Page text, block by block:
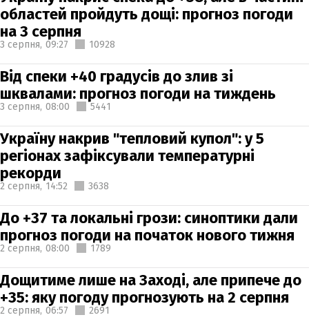
областей пройдуть дощі: прогноз погоди
на 3 серпня
3 серпня, 09:27 10928
Від спеки +40 градусів до злив зі
шквалами: прогноз погоди на тиждень
3 серпня, 08:00 5441
Україну накрив "тепловий купол": у 5
регіонах зафіксували температурні
рекорди
2 серпня, 14:52 3638
До +37 та локальні грози: синоптики дали
прогноз погоди на початок нового тижня
2 серпня, 08:00 1789
Дощитиме лише на Заході, але припече до
+35: яку погоду прогнозують на 2 серпня
2 серпня, 06:57 2691